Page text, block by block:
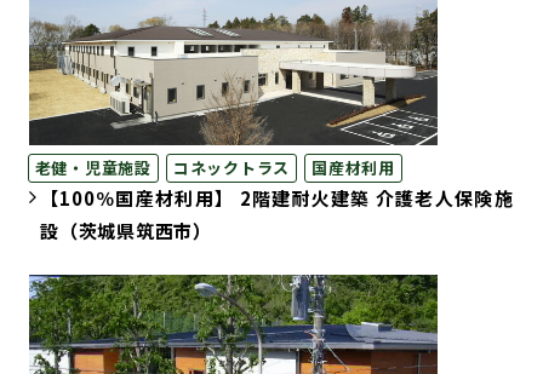
老健・児童施設 コネックトラス 国産材利用
【100％国産材利用】 2階建耐火建築 介護老人保険施
設（茨城県筑西市）